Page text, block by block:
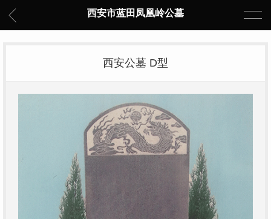
西安市蓝田凤凰岭公墓
西安公墓 D型